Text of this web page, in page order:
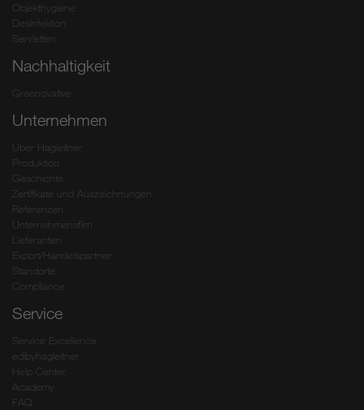
Objekthygiene
Desinfektion
Servietten
Nachhaltigkeit
Greenovative
Unternehmen
Über Hagleitner
Produktion
Geschichte
Zertifikate und Auszeichnungen
Referenzen
Unternehmensfilm
Lieferanten
Export/Handelspartner
Standorte
Compliance
Service
Service Excellence
edibyhagleitner
Help Center
Academy
FAQ